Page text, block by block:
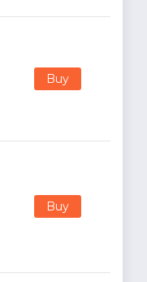
Buy
Buy